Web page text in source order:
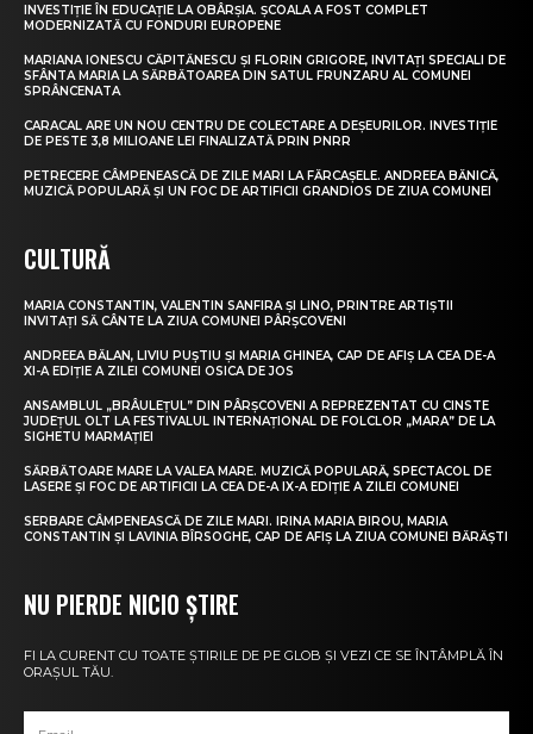
INVESTIȚIE ÎN EDUCAȚIE LA OBÂRȘIA. ȘCOALA A FOST COMPLET
MODERNIZATĂ CU FONDURI EUROPENE
MARIANA IONESCU CĂPITĂNESCU ȘI FLORIN GRIGORE, INVITAȚI SPECIALI DE
SFÂNTA MARIA LA SĂRBĂTOAREA DIN SATUL FRUNZARU AL COMUNEI
SPRÂNCENATA
CARACAL ARE UN NOU CENTRU DE COLECTARE A DEȘEURILOR. INVESTIȚIE
DE PESTE 3,8 MILIOANE LEI FINALIZATĂ PRIN PNRR
PETRECERE CÂMPENEASCĂ DE ZILE MARI LA FĂRCAȘELE. ANDREEA BĂNICĂ,
MUZICĂ POPULARĂ ȘI UN FOC DE ARTIFICII GRANDIOS DE ZIUA COMUNEI
CULTURĂ
MARIA CONSTANTIN, VALENTIN SANFIRA ȘI LINO, PRINTRE ARTIȘTII
INVITAȚI SĂ CÂNTE LA ZIUA COMUNEI PÂRȘCOVENI
ANDREEA BĂLAN, LIVIU PUȘTIU ȘI MARIA GHINEA, CAP DE AFIȘ LA CEA DE-A
XI-A EDIȚIE A ZILEI COMUNEI OSICA DE JOS
ANSAMBLUL „BRÂULEȚUL” DIN PÂRȘCOVENI A REPREZENTAT CU CINSTE
JUDEȚUL OLT LA FESTIVALUL INTERNAȚIONAL DE FOLCLOR „MARA” DE LA
SIGHETU MARMAȚIEI
SĂRBĂTOARE MARE LA VALEA MARE. MUZICĂ POPULARĂ, SPECTACOL DE
LASERE ȘI FOC DE ARTIFICII LA CEA DE-A IX-A EDIȚIE A ZILEI COMUNEI
SERBARE CÂMPENEASCĂ DE ZILE MARI. IRINA MARIA BIROU, MARIA
CONSTANTIN ȘI LAVINIA BÎRSOGHE, CAP DE AFIȘ LA ZIUA COMUNEI BĂRĂȘTI
NU PIERDE NICIO ȘTIRE
FI LA CURENT CU TOATE ȘTIRILE DE PE GLOB ȘI VEZI CE SE ÎNTÂMPLĂ ÎN
ORAȘUL TĂU.